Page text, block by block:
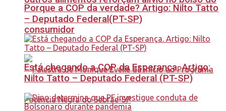
consumidor
Porque a COP da verdade? Artigo: Nilto Tatto
– Deputado Federal(PT-SP)
Está chegando a COP da Esperança. Artigo:
Nilto Tatto – Deputado Federal (PT-SP)